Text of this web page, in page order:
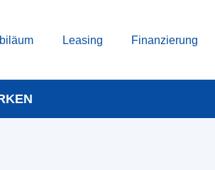
Leasing Finanzierung